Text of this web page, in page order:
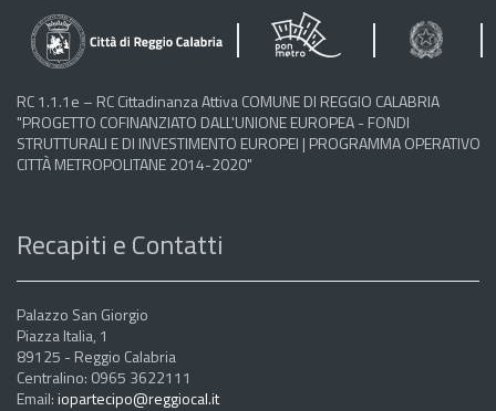
RC 1.1.1e – RC Cittadinanza Attiva COMUNE DI REGGIO CALABRIA
"PROGETTO COFINANZIATO DALL'UNIONE EUROPEA - FONDI
STRUTTURALI E DI INVESTIMENTO EUROPEI | PROGRAMMA OPERATIVO
CITTÀ METROPOLITANE 2014-2020"
Recapiti e Contatti
Palazzo San Giorgio
Piazza Italia, 1
89125 - Reggio Calabria
Centralino: 0965 3622111
Email:iopartecipo@reggiocal.it